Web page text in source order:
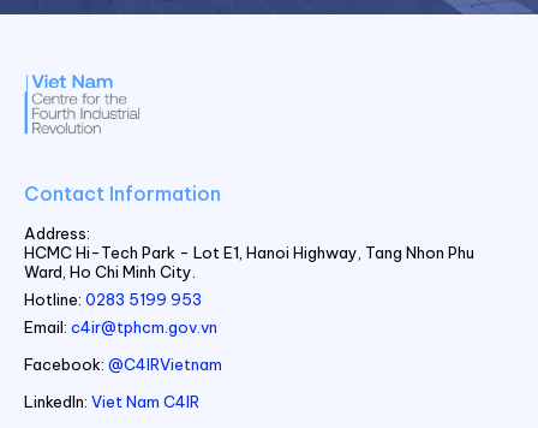
Contact Information
Address:
HCMC Hi-Tech Park - Lot E1, Hanoi Highway, Tang Nhon Phu
Ward, Ho Chi Minh City.
Hotline: 0283 5199 953
Email: c4ir@tphcm.gov.vn
Facebook: @C4IRVietnam
LinkedIn: Viet Nam C4IR